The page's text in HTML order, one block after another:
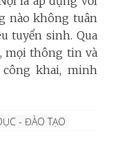
nào không tuân
tuyển sinh. Qua
mọi thông tin và
khai, minh
- ĐÀO TẠO